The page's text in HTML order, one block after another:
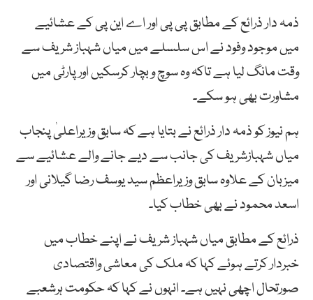
ذمہ دار ذرائع کے مطابق پی پی اور اے این پی کے عشائیے
میں موجود وفود نے اس سلسلے میں میاں شہباز شریف سے
وقت مانگ لیا ہے تاکہ وہ سوچ و بچار کرسکیں اور پارٹی میں
مشاورت بھی ہو سکے۔
ہم نیوز کو ذمہ دار ذرائع نے بتایا ہے کہ سابق وزیراعلیٰ پنجاب
میاں شہبازشریف کی جانب سے دیے جانے والے عشائیے سے
میزبان کے علاوہ سابق وزیراعظم سید یوسف رضا گیلانی اور
اسعد محمود نے بھی خطاب کیا۔
ذرائع کے مطابق میاں شہباز شریف نے اپنے خطاب میں
خبردار کرتے ہوئے کہا کہ ملک کی معاشی واقتصادی
صورتحال اچھی نہیں ہے۔ انہوں نے کہا کہ حکومت ہرشعبے